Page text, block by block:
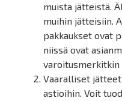
muista jätteistä.
muihin jätteisiin.
pakkaukset ovat
niissä ovat
varoitusmerkitkin
Vaaralliset
astioihin. Voit